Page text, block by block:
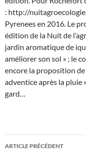
: http://
Pyrenees en 2016. Le
édition de la Nuit de
jardin aromatique de
améliorer son sol » ; le
encore la proposition de
adventice après la pluie
gard…
Navigation
ARTICLE PRÉCÉDENT